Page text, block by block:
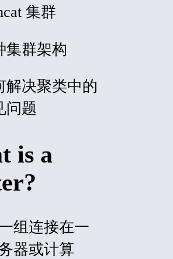
集群
集群架构
解决聚类中的
问题
is a
组连接在一
器或计算